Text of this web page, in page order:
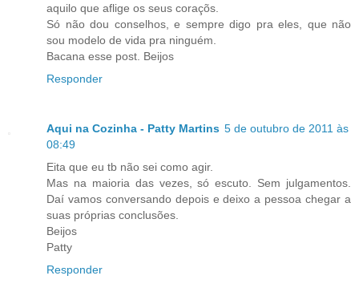
aquilo que aflige os seus coraçõs.
Só não dou conselhos, e sempre digo pra eles, que não
sou modelo de vida pra ninguém.
Bacana esse post. Beijos
Responder
Aqui na Cozinha - Patty Martins 5 de outubro de 2011 às
08:49
Eita que eu tb não sei como agir.
Mas na maioria das vezes, só escuto. Sem julgamentos.
Daí vamos conversando depois e deixo a pessoa chegar a
suas próprias conclusões.
Beijos
Patty
Responder